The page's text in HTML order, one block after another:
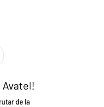
Avatel!
de la